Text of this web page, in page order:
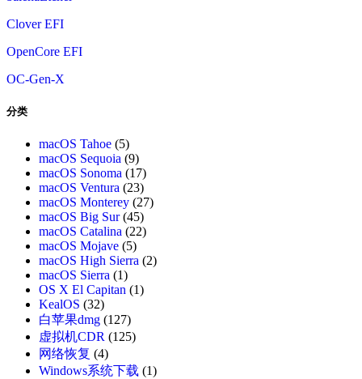
Clover EFI
OpenCore EFI
OC-Gen-X
分类
macOS Tahoe (5)
macOS Sequoia (9)
macOS Sonoma (17)
macOS Ventura (23)
macOS Monterey (27)
macOS Big Sur(45)
macOS Catalina (22)
macOS Mojave (5)
macOS High Sierra (2)
macOS Sierra (1)
OS X El Capitan (1)
KealOS (32)
白苹果dmg (127)
虚拟机CDR (125)
网络恢复 (4)
Windows系统下载 (1)